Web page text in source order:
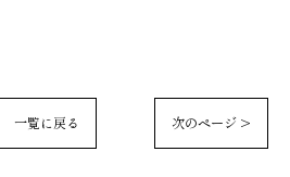
一覧に戻る 次のページ >